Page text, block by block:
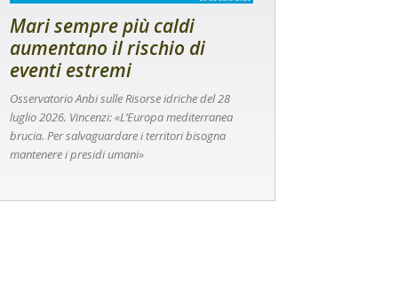
Mari sempre più caldi
aumentano il rischio di
eventi estremi
Osservatorio Anbi sulle Risorse idriche del 28
luglio 2026. Vincenzi: «L’Europa mediterranea
brucia. Per salvaguardare i territori bisogna
mantenere i presidi umani»